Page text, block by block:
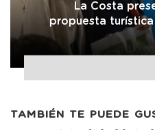
La Costa
propuesta
TAMBIÉN TE PUEDE